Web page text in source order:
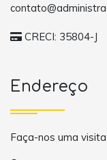
CRECI: 35804-J
Endereço
Faça-nos uma visita